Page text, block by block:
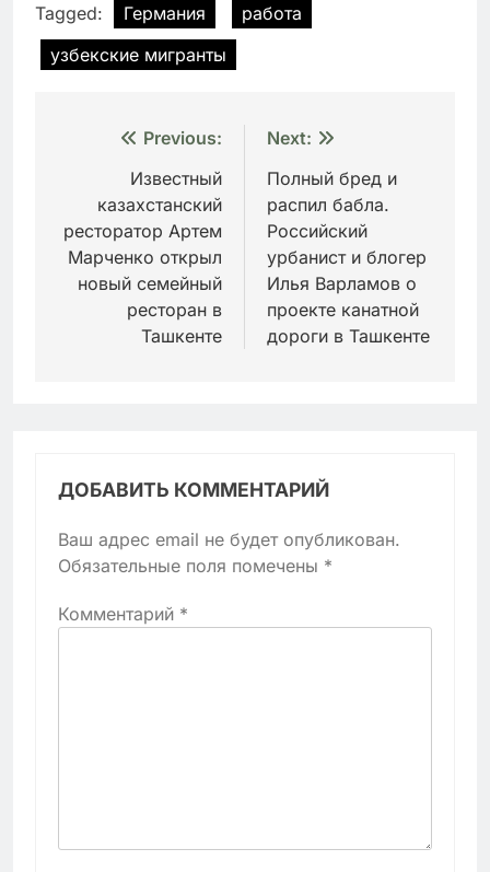
Tagged: Германия
работа
узбекские мигранты
Навигация
записям
Previous:
Известный
казахстанский
ресторатор Артем
Марченко открыл
новый семейный
ресторан в
Ташкенте
Next:
Полный бред и
распил бабла.
Российский
урбанист и блогер
Илья Варламов о
проекте канатной
дороги в Ташкенте
ДОБАВИТЬ КОММЕНТАРИЙ
Ваш адрес email не будет опубликован.
Обязательные поля помечены *
Комментарий *